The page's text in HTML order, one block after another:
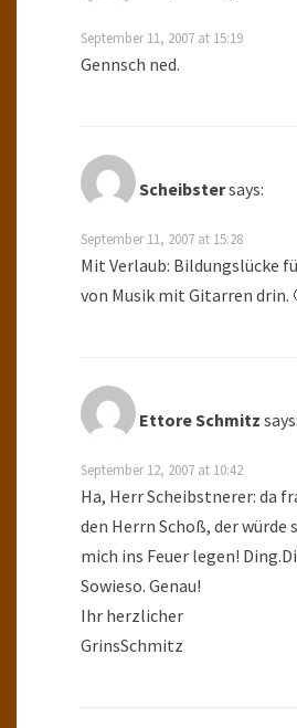
September 11, 2007 at 15:19
Gennsch ned.
Scheibstersays:
September 11, 2007 at 15:28
Mit Verlaub: Bildungslücke
von Musik mit Gitarren drin.
Ettore Schmitz says:
September 12, 2007 at 10:42
Ha, Herr Scheibstnerer: da
den Herrn Schoß, der würde
mich ins Feuer legen!
Sowieso. Genau!
Ihr herzlicher
GrinsSchmitz